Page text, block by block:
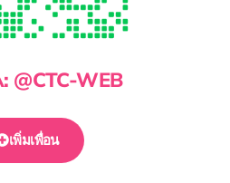
@CTC-WEB
เพิ่มเพื่อน